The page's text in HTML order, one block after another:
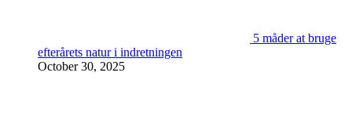
5 måder at bruge
efterårets natur i indretningen
October 30, 2025